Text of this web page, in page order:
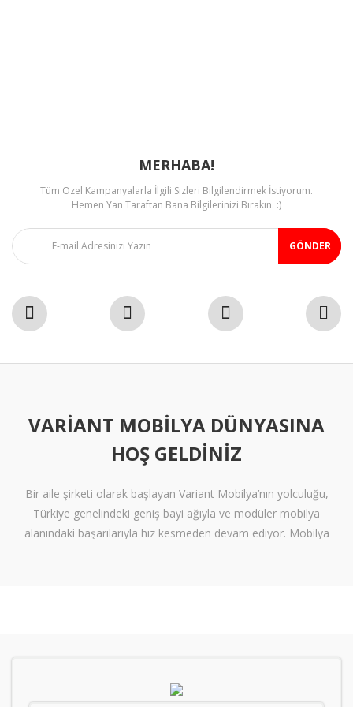
Gönder
MERHABA!
Tüm Özel Kampanyalarla İlgili Sizleri Bilgilendirmek İstiyorum.
Hemen Yan Taraftan Bana Bilgilerinizi Bırakın. :)
GÖNDER
VARIANT MOBILYA DÜNYASINA
HOŞ GELDINIZ
Bir aile şirketi olarak başlayan Variant Mobilya’nın yolculuğu,
Türkiye genelindeki geniş bayi ağıyla ve modüler mobilya
alanındaki başarılarıyla hız kesmeden devam ediyor. Mobilya
tepelere çıkarıyoruz. Kanserojen içermeyen materyallerle üretilen